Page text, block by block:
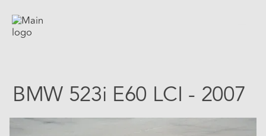
BMW 523i E60 LCI - 2007